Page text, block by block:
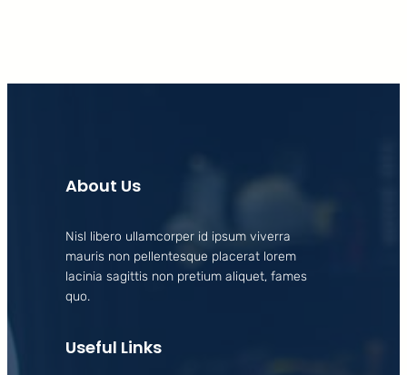
About Us
Nisl libero ullamcorper id ipsum viverra
mauris non pellentesque placerat lorem
lacinia sagittis non pretium aliquet, fames
quo.
Useful Links